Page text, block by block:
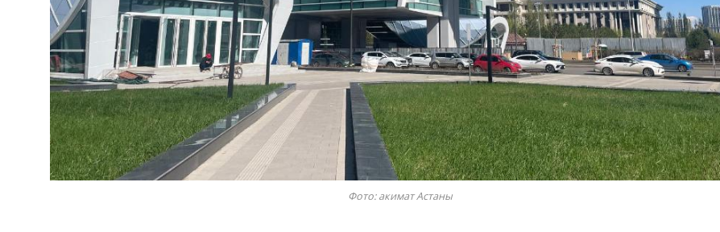
Фото: акимат Астаны